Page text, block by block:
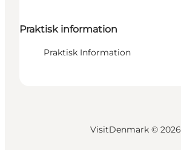
Praktisk information
Praktisk Information
VisitDenmark © 2026